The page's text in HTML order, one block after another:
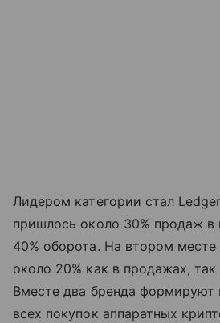
Лидером категории стал
пришлось около 30% продаж в
40% оборота. На втором
около 20% как в продажах,
Вместе два бренда формируют
всех покупок аппаратных